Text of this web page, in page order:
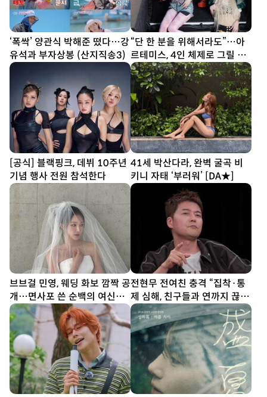
‘폭싹’ 양관식 박해준 떴다…강
유석과 부자상봉 (산지직송3)
“단 한 분을 위해서라도”…아
르테미스, 4인 체제로 그릴 신
보 ‘Hyper-Ego’
[공식] 블랙핑크, 데뷔 10주년
기념 행사 전원 참석한다
41세 박산다라, 완벽 굴곡 비
키니 자태 ‘부러워’ [DA★]
브브걸 민영, 웨딩 화보 깜짝 공
개…면사포 쓴 순백의 여신
[DA★]
전현무 전여친 충격 “집착·통
제 심해, 친구들과 연까지 끊
어” (내사패)